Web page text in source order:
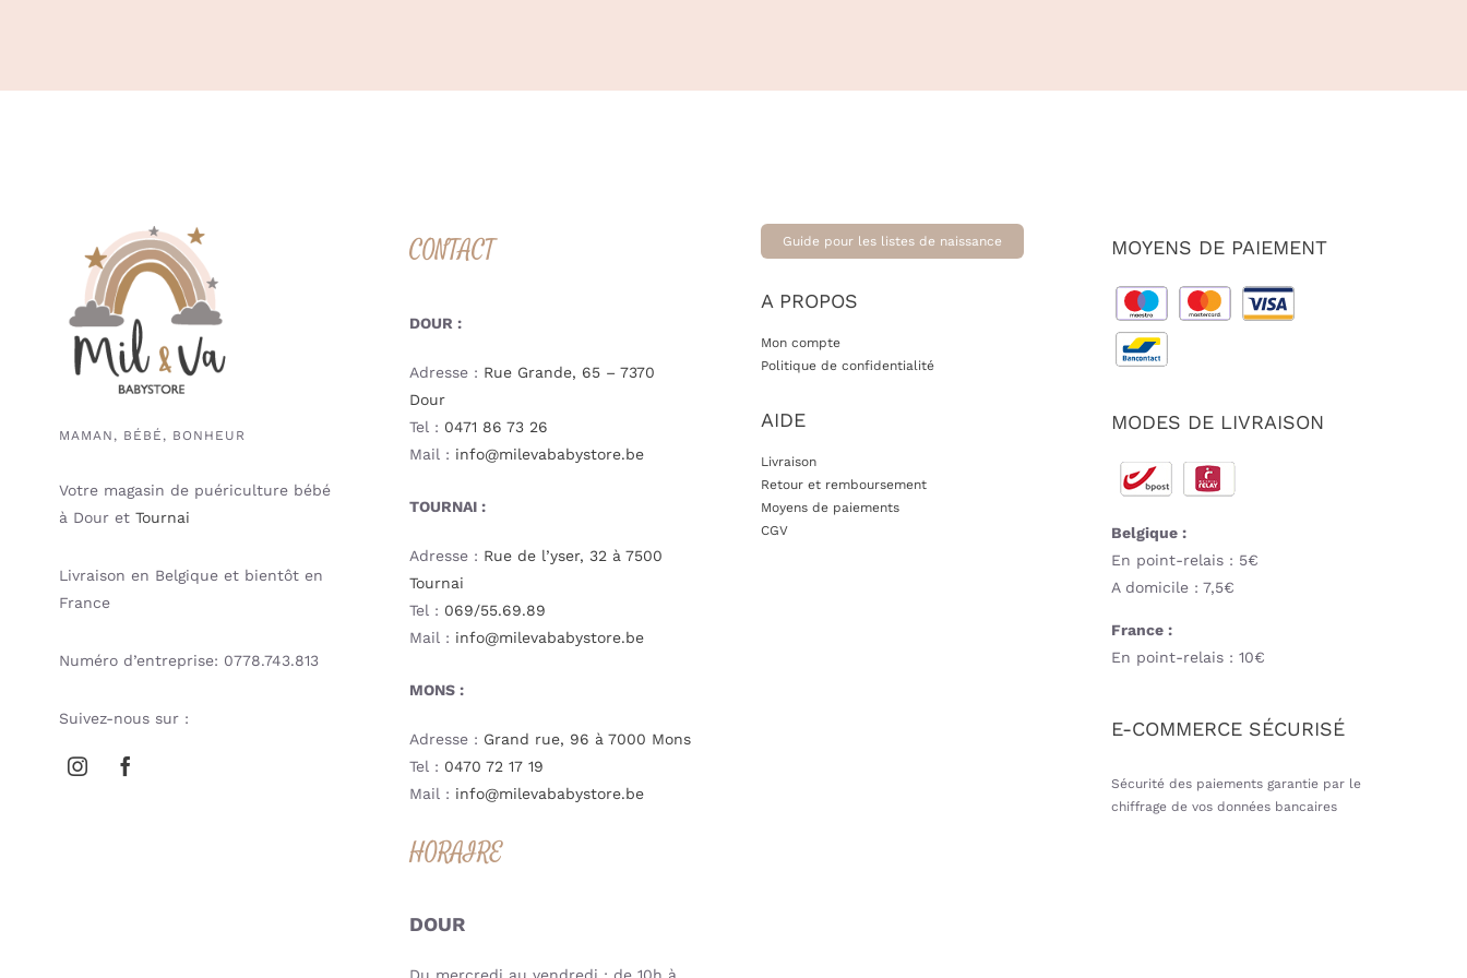
à
MAMAN, BÉBÉ, BONHEUR
Votre magasin de puériculture bébé
à Dour et Tournai
Livraison en Belgique et bientôt en
France
Numéro d’entreprise: 0778.743.813
Suivez-nous sur :
CONTACT
DOUR :
Adresse : Rue Grande, 65 – 7370
Dour
Tel : 0471 86 73 26
Mail : info@milevababystore.be
TOURNAI :
Adresse : Rue de l’yser, 32 à 7500
Tournai
Tel : 069/55.69.89
Mail : info@milevababystore.be
MONS :
Adresse : Grand rue, 96 à 7000 Mons
Tel : 0470 72 17 19
Mail : info@milevababystore.be
HORAIRE
DOUR
Du mercredi au vendredi : de 10h à
Guide pour les listes de naissance
A PROPOS
Mon compte
Politique de confidentialité
AIDE
Livraison
Retour et remboursement
Moyens de paiements
CGV
MOYENS DE PAIEMENT
MODES DE LIVRAISON
Belgique :
En point-relais : 5€
A domicile : 7,5€
France :
En point-relais : 10€
E-COMMERCE SÉCURISÉ
Sécurité des paiements garantie par le
chiffrage de vos données bancaires